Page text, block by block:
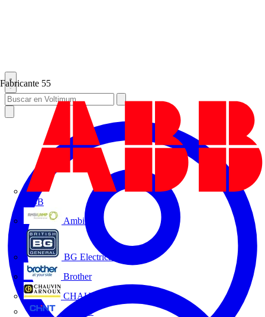
Fabricante 55
ABB
Ambilamp
BG Electrical
Brother
CHAUVIN ARNOUX
CHINT